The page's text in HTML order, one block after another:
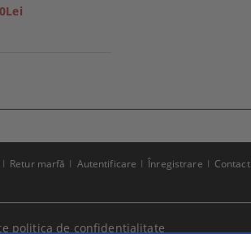
Retur marfă Autentificare Înregistrare Contact
politica de confidentialitate